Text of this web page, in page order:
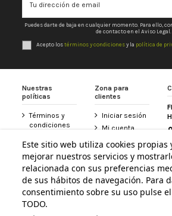
Puedes darte de baja en cualquier momento. Para ello,
de contacto en el Aviso Legal.
Acepto lostérminos y condicionesy la política de
Nuestras
políticas
Términos y
condiciones
privacidad
Aviso legal
Política de
cookies
Accesibilidad
Zona para
clientes
Iniciar sesión
Mi cuenta
Historial de
pedidos
Floristería
Lorea
Contacte con
Este sitio web utiliza cookies propias
mejorar nuestros servicios y
relacionada con sus preferencias
de sus hábitos de navegación. Para
consentimiento sobre su uso pulse el
TODO.